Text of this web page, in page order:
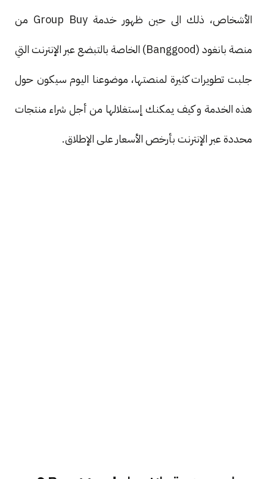
الأشخاص، ذلك الى حين ظهور خدمة Group Buy من
منصة بانغود (Banggood) الخاصة بالتبضع عبر الإنترنت التي
جلبت تطويرات كثيرة لمنصتها، موضوعنا اليوم سيكون حول
هذه الخدمة و كيف يمكنك إستغلالها من أجل شراء منتجات
محددة عبر الإنترنت بأرخص الأسعار على الإطلاق.